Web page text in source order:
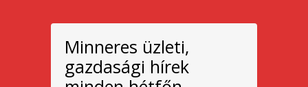
Minneres üzleti,
gazdasági hírek